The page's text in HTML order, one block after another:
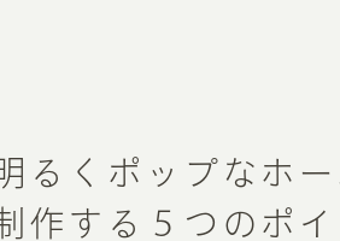
るくポップなホ
作する５つのポイ